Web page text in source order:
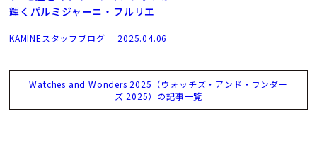
輝くパルミジャーニ・フルリエ
KAMINEスタッフブログ 2025.04.06
Watches and Wonders 2025（ウォッチズ・アンド・ワンダー
ズ 2025）の記事一覧